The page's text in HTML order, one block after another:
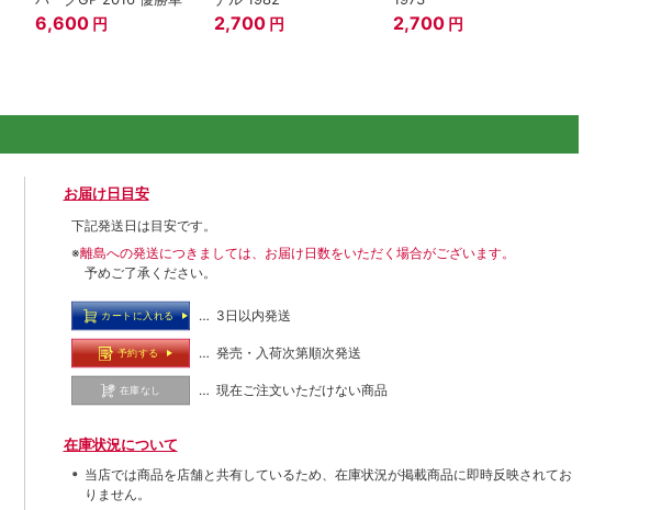
6,600 円 2,700 円 2,700 円
お届け日目安
下記発送日は目安です。
※離島への発送につきましては、お届け日数をいただく場合がございます。
予めご了承ください。
カートに入れる … 3日以内発送
予約する … 発売・入荷次第順次発送
在庫なし … 現在ご注文いただけない商品
在庫状況について
当店では商品を店舗と共有しているため、在庫状況が掲載商品に即時反映されてお
りません。